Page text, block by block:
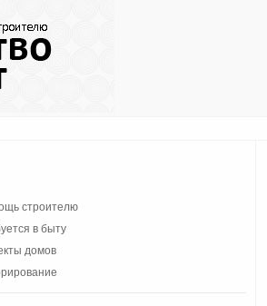
строителю
в быту
домов